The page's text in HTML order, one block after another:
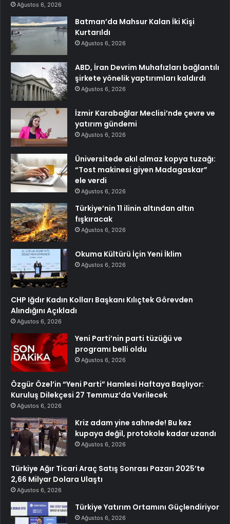
Ağustos 6, 2026
Batman’da Mahsur Kalan İki Kişi
Kurtarıldı
Ağustos 6, 2026
ABD, İran Devrim Muhafızları bağlantılı
şirkete yönelik yaptırımları kaldırdı
Ağustos 6, 2026
İzmir Karabağlar Meclisi’nde çevre ve
yatırım gündemi
Ağustos 6, 2026
Üniversitede akıl almaz kopya tuzağı:
“Tost makinesi giyen Madagaskar”
ele verdi
Ağustos 6, 2026
Türkiye’nin 11 ilinin altından altın
fışkıracak
Ağustos 6, 2026
Okuma Kültürü İçin Yeni İklim
Ağustos 6, 2026
CHP Iğdır Kadın Kolları Başkanı Kılıçtek Görevden
Alındığını Açıkladı
Ağustos 6, 2026
Yeni Parti’nin parti tüzüğü ve
programı belli oldu
Ağustos 6, 2026
Özgür Özel’in “Yeni Parti” Hamlesi Haftaya Başlıyor:
Kuruluş Dilekçesi 27 Temmuz’da Verilecek
Ağustos 6, 2026
Kriz adam yine sahnede! Bu kez
kupaya değil, protokole kadar uzandı
Ağustos 6, 2026
Türkiye Ağır Ticari Araç Satış Sonrası Pazarı 2025’te
2,66 Milyar Dolara Ulaştı
Ağustos 6, 2026
Türkiye Yatırım Ortamını Güçlendiriyor
Ağustos 6, 2026